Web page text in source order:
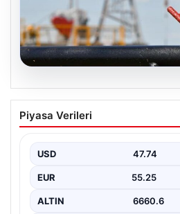
25 Mayıs Petrol
ve Analizler
edilirken, özellikle Orta Doğu
gelişmeler petrol…
Piyasa Verileri
USD 47.74
EUR 55.25
ALTIN 6660.6